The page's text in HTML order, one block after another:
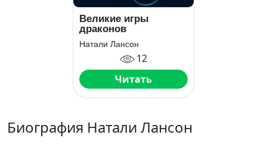
Великие игры
драконов
Натали Лансон
12
Читать
Биография Натали Лансон